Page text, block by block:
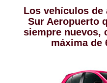
Los vehículos de
Sur Aeropuerto
siempre nuevos,
máxima de